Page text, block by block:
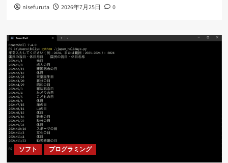
nisefuruta 2026年7月25日 0
ソフト プログラミング